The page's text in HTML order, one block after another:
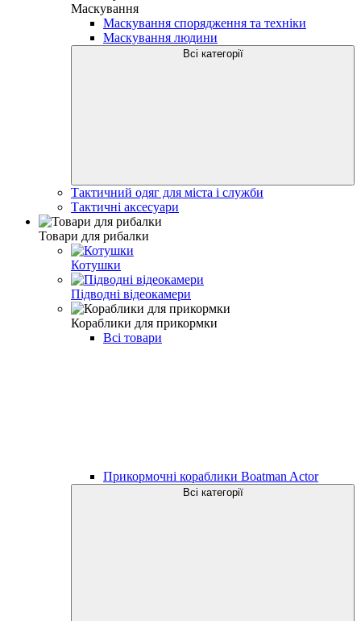
Маскування
Маскування спорядження та техніки
Маскування людини
Всі категорії
Тактичний одяг для міста і служби
Тактичні аксесуари
Товари для рибалки
Котушки
Підводні відеокамери
Кораблики для прикормки
Всі товари
Прикормочні кораблики Boatman Actor
Всі категорії